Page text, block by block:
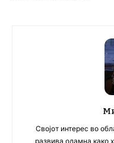
Својот интерес во
развива одамна како